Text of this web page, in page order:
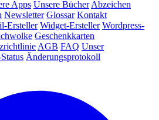
Apps Unsere Bücher Abzeichen
Newsletter Glossar Kontakt
Ersteller Widget-Ersteller Wordpress-
Geschenkkarten
AGB FAQ Unser
Änderungsprotokoll